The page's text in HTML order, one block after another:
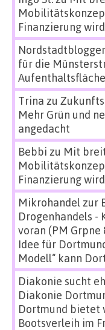
Finanzierung
für die
Trina zu
Mehr Grün und
angedacht
Bebbi zu Mit
Finanzierung
Mikrohandel zur
Drogenhandels -
voran (PM Grpne
Idee für
Modell“ kann
Diakonie sucht
Diakonie
Dortmund bietet
Bootsverleih im